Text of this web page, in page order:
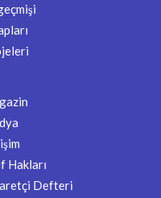
Hakları
Defteri